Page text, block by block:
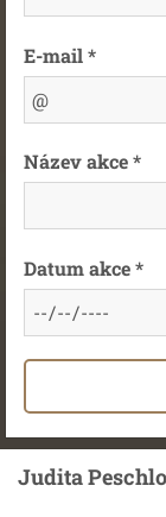
E-mail *
Název akce *
Datum akce *
Judita